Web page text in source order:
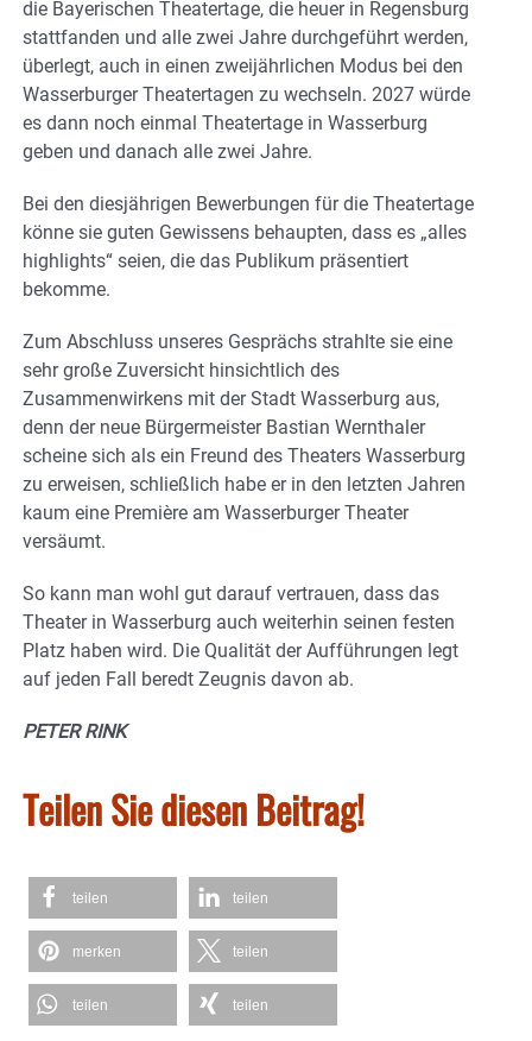
die Bayerischen Theatertage, die heuer in Regensburg
stattfanden und alle zwei Jahre durchgeführt werden,
überlegt, auch in einen zweijährlichen Modus bei den
Wasserburger Theatertagen zu wechseln. 2027 würde
es dann noch einmal Theatertage in Wasserburg
geben und danach alle zwei Jahre.
Bei den diesjährigen Bewerbungen für die Theatertage
könne sie guten Gewissens behaupten, dass es „alles
highlights“ seien, die das Publikum präsentiert
bekomme.
Zum Abschluss unseres Gesprächs strahlte sie eine
sehr große Zuversicht hinsichtlich des
Zusammenwirkens mit der Stadt Wasserburg aus,
denn der neue Bürgermeister Bastian Wernthaler
scheine sich als ein Freund des Theaters Wasserburg
zu erweisen, schließlich habe er in den letzten Jahren
kaum eine Première am Wasserburger Theater
versäumt.
So kann man wohl gut darauf vertrauen, dass das
Theater in Wasserburg auch weiterhin seinen festen
Platz haben wird. Die Qualität der Aufführungen legt
auf jeden Fall beredt Zeugnis davon ab.
PETER RINK
Teilen Sie diesen Beitrag!
teilen teilen
merken teilen
teilen teilen